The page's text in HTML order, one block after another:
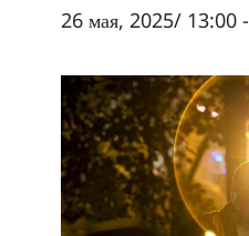
26 мая, 2025/ 13:00 -